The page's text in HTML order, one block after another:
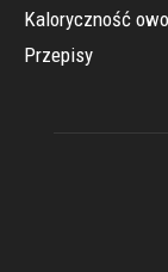
Kaloryczność
Przepisy